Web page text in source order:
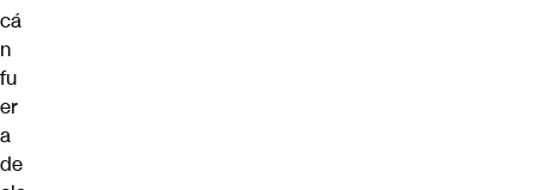
cá
n
fu
er
a
de